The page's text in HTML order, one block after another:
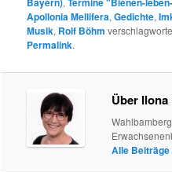
Apollonia Mellifera,Gedichte,
Musik, Rolf Böhm
Permalink.
Über
Alle Beiträge